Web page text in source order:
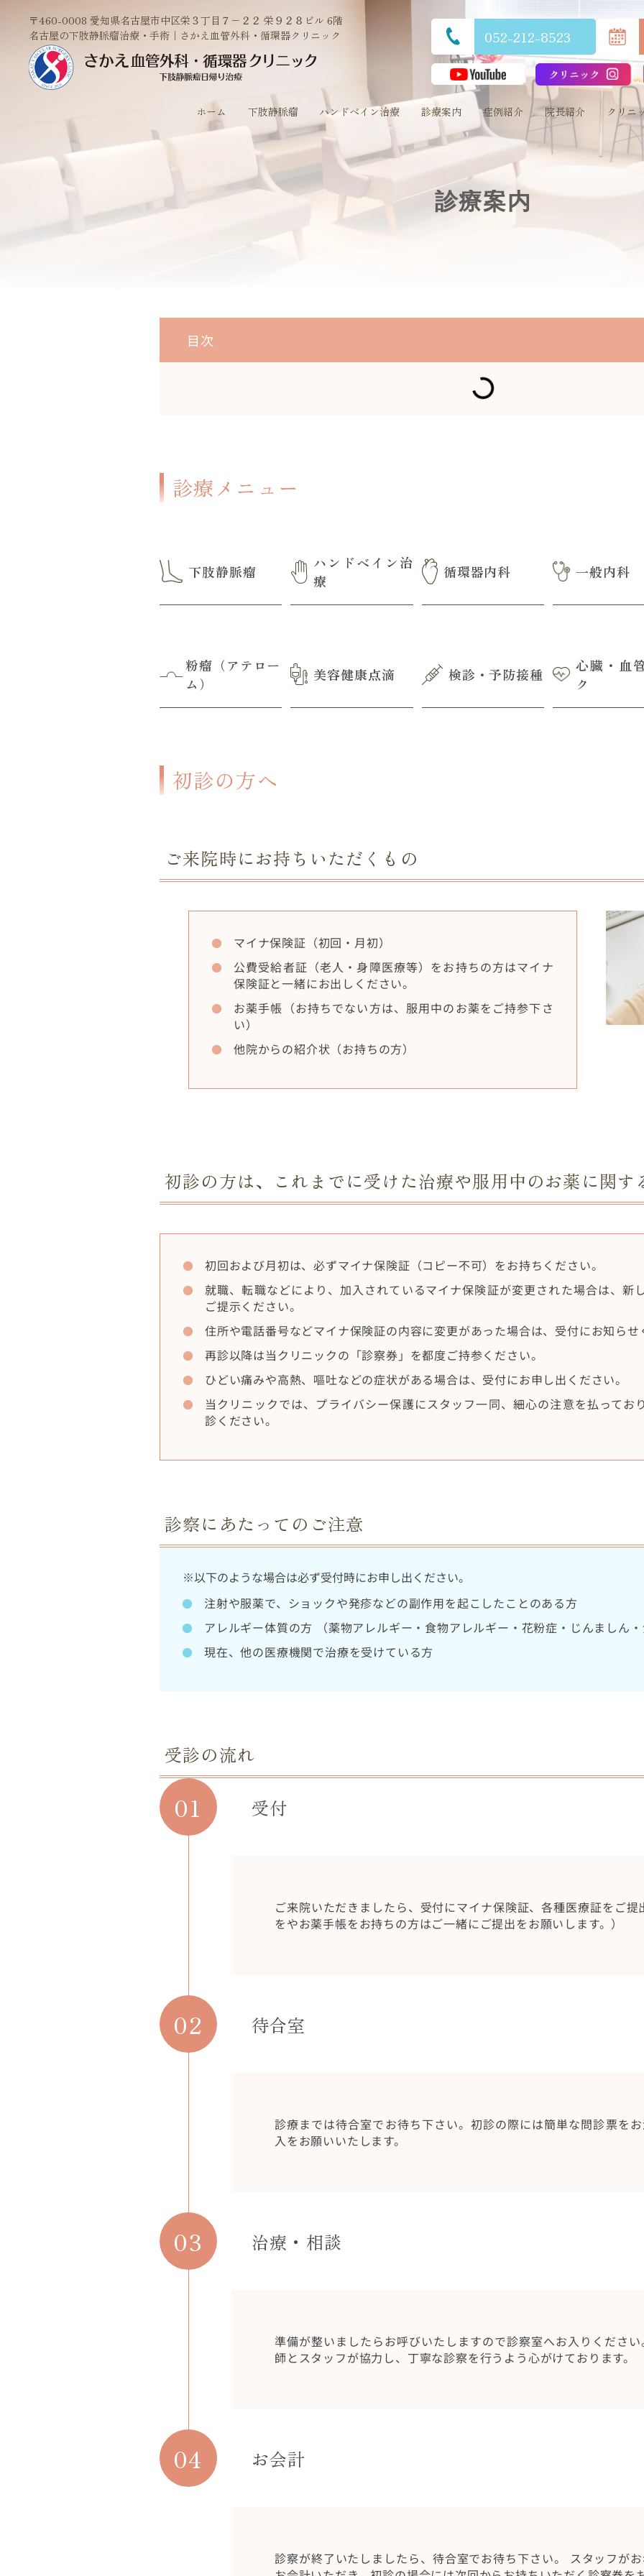
〒460-0008 愛知県名古屋市中区栄３丁目７−２２ 栄９２８ビル 6階
名古屋の下肢静脈瘤治療・手術｜さかえ血管外科・循環器クリニック
052-212-8523
ホーム 下肢静脈瘤 ハンドベイン治療 診療案内 症例紹介 院長紹介 クリニ
診療案内
目次
診療メニュー
下肢静脈瘤
ハンドベイン治
療
循環器内科 一般内科
粉瘤（アテロー
ム）
美容健康点滴 検診・予防接種
心臓・血
ク
初診の方へ
ご来院時にお持ちいただくもの
マイナ保険証（初回・月初）
公費受給者証（老人・身障医療等）をお持ちの方はマイナ
保険証と一緒にお出しください。
お薬手帳（お持ちでない方は、服用中のお薬をご持参下さ
い）
他院からの紹介状（お持ちの方）
初診の方は、これまでに受けた治療や服用中のお薬に関す
初回および月初は、必ずマイナ保険証（コピー不可）をお持ちください。
就職、転職などにより、加入されているマイナ保険証が変更された場合は、新
ご提示ください。
住所や電話番号などマイナ保険証の内容に変更があった場合は、受付にお知らせ
再診以降は当クリニックの「診察券」を都度ご持参ください。
ひどい痛みや高熱、嘔吐などの症状がある場合は、受付にお申し出ください。
当クリニックでは、プライバシー保護にスタッフ一同、細心の注意を払ってお
診ください。
診察にあたってのご注意
※以下のような場合は必ず受付時にお申し出ください。
注射や服薬で、ショックや発疹などの副作用を起こしたことのある方
アレルギー体質の方 （薬物アレルギー・食物アレルギー・花粉症・じんましん
現在、他の医療機関で治療を受けている方
受診の流れ
01 受付
ご来院いただきましたら、受付にマイナ保険証、各種医療証をご
をやお薬手帳をお持ちの方はご一緒にご提出をお願いします。）
02 待合室
診療までは待合室でお待ち下さい。初診の際には簡単な問診票を
入をお願いいたします。
03 治療・相談
準備が整いましたらお呼びいたしますので診察室へお入りくださ
師とスタッフが協力し、丁寧な診察を行うよう心がけております。
04 お会計
診察が終了いたしましたら、待合室でお待ち下さい。 スタッフが